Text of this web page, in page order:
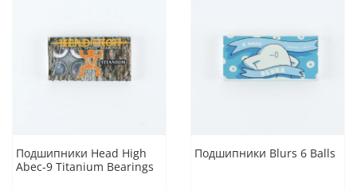
Подшипники Head High
Abec-9 Titanium Bearings
Подшипники Blurs 6 Balls